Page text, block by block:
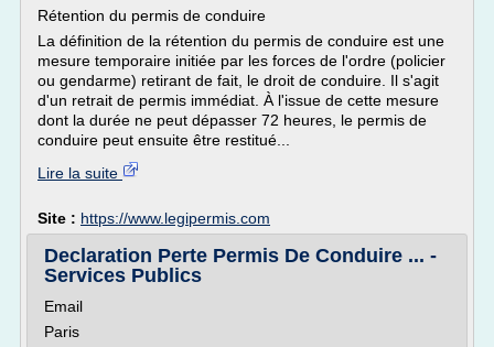
Rétention du permis de conduire
La définition de la rétention du permis de conduire est une
mesure temporaire initiée par les forces de l'ordre (policier
ou gendarme) retirant de fait, le droit de conduire. Il s'agit
d'un retrait de permis immédiat. À l'issue de cette mesure
dont la durée ne peut dépasser 72 heures, le permis de
conduire peut ensuite être restitué...
Lire la suite
Site : https://www.legipermis.com
Declaration Perte Permis De Conduire ... -
Services Publics
Email
Paris